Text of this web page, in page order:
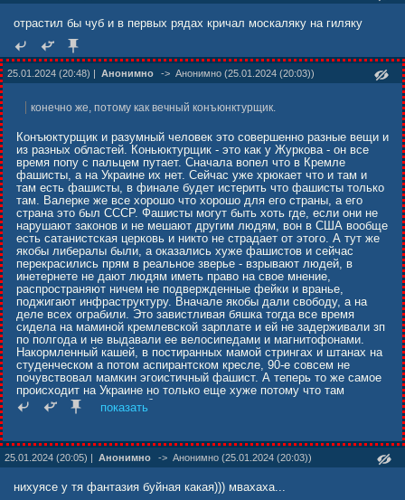
отрастил бы чуб и в первых рядах кричал москаляку на гиляку
25.01.2024 (20:48) | Анонимно -> Анонимно (25.01.2024 (20:03))
конечно же, потому как вечный конъюнктурщик.
Конъюктурщик и разумный человек это совершенно разные вещи и
из разных областей. Коньюктурщик - это как у Журкова - он все
время попу с пальцем путает. Сначала вопел что в Кремле
фашисты, а на Украине их нет. Сейчас уже хрюкает что и там и
там есть фашисты, в финале будет истерить что фашисты только
там. Валерке же все хорошо что хорошо для его страны, а его
страна это был СССР. Фашисты могут быть хоть где, если они не
нарушают законов и не мешают другим людям, вон в США вообще
есть сатанистская церковь и никто не страдает от этого. А тут же
якобы либералы были, а оказались хуже фашистов и сейчас
перекрасились прям в реальное зверье - взрывают людей, в
инетернете не дают людям иметь право на свое мнение,
распространяют ничем не подвержденные фейки и вранье,
поджигают инфраструктуру. Вначале якобы дали свободу, а на
деле всех ограбили. Это завистливая бяшка тогда все время
сидела на маминой кремлевской зарплате и ей не задерживали зп
по полгода и не выдавали ее велосипедами и магнитофонами.
Накормленный кашей, в постиранных мамой стрингах и штанах на
студенческом а потом аспирантском кресле, 90-е совсем не
почувствовал мамкин эгоистичный фашист. А теперь то же самое
происходит на Украине но только еще хуже потому что там
журковское ворье типа березовских-ходорковских не разогнали, да
еще и потеряли свой суверинитет - действуют по командам из
или погиб или, если бы смог выжить, то уехал из страны которую
оккупировали фашисты. Как сейчас сделали миллионы украинцев.
показать
25.01.2024 (20:05) | Анонимно -> Анонимно (25.01.2024 (20:03))
нихуясе у тя фантазия буйная какая))) мвахаха...